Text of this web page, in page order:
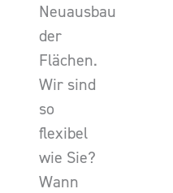
Neuausbau
der
Flächen.
Wir sind
so
flexibel
wie Sie?
Wann